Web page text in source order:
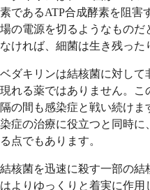
素であるATP合成酵素を阻害
場の電源を切るようなもの
なければ、細菌は生き残った
ベダキリンは結核菌に対し
現れる薬ではありません。こ
隔の間も感染症と戦い続け
染症の治療に役立つと同時
る点でもあります。
結核菌を迅速に殺す一部の
はよりゆっくりと着実に作